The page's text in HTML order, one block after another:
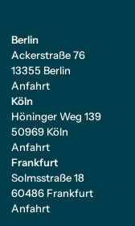
Berlin
Ackerstraße 76
13355 Berlin
Anfahrt
Köln
Höninger Weg 139
50969 Köln
Anfahrt
Frankfurt
Solmsstraße 18
60486 Frankfurt
Anfahrt